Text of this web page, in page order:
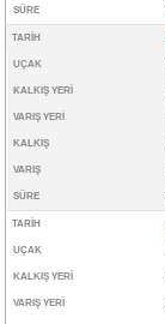
SÜRE
TARIH
UÇAK
KALKIŞ YERI
VARIŞ YERI
KALKIŞ
VARIŞ
SÜRE
TARIH
UÇAK
KALKIŞ YERI
VARIŞ YERI